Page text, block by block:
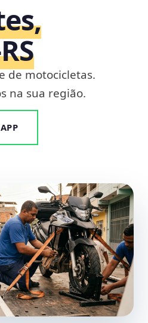
de motocicletas.
na sua região.